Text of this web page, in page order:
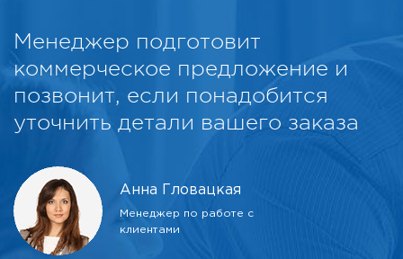
Менеджер подготовит
коммерческое предложение и
позвонит, если понадобится
уточнить детали вашего заказа
Анна Гловацкая
Менеджер по работе с
клиентами